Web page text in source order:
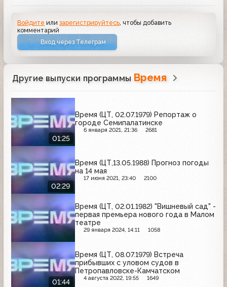
Войдите илизарегистрируйтесь , чтобы добавить
комментарий
Вход через Телеграм
Другие выпуски программы Время
01:25
Время (ЦТ, 02.07.1979) Репортаж о
городе Семипалатинске
6 января 2021, 21:36 2681
02:29
Время (ЦТ,13.05.1988) Прогноз погоды
на 14 мая
17 июня 2021, 23:40 2100
Время (ЦТ, 02.01.1982) "Вишневый сад" -
первая премьера нового года в Малом
театре
29 января 2024, 14:11 1058
01:44
Время (ЦТ, 08.07.1979) Встреча
прибывших с уловом судов в
Петропавловске-Камчатском
4 августа 2022, 19:55 1649